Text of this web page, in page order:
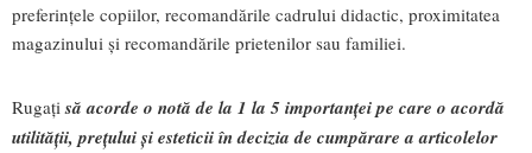
preferințele copiilor, recomandările cadrului didactic, proximitatea
magazinului și recomandările prietenilor sau familiei.
Rugațisă acorde o notă de la 1 la 5 importanței pe care o acordă
utilității, prețului și esteticii în decizia de cumpărare a articolelor